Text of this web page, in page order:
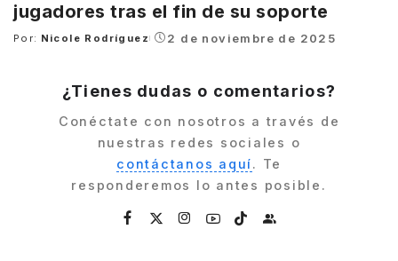
jugadores tras el fin de su soporte
Posted
Por: Nicole Rodríguez 2 de noviembre de 2025
¿Tienes dudas o comentarios?
Conéctate con nosotros a través de
nuestras redes sociales o
contáctanos aquí. Te
responderemos lo antes posible.